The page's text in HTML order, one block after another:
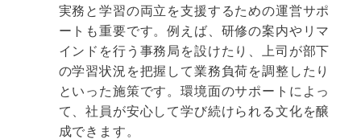
実務と学習の両立を支援するための運営サポ
ートも重要です。例えば、研修の案内やリマ
インドを行う事務局を設けたり、上司が部下
の学習状況を把握して業務負荷を調整したり
といった施策です。環境面のサポートによっ
て、社員が安心して学び続けられる文化を醸
成できます。